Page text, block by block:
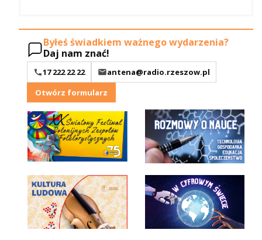
Byłeś świadkiem ważnego wydarzenia?
Daj nam znać!
17 222 22 22
antena@radio.rzeszow.pl
Otwórz formularz